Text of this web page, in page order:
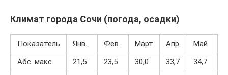
Климат города Сочи (погода, осадки)
Показатель Янв. Фев. Март Апр. Май
Абс. макс.
21,5 23,5 30,0 33,7 34,7